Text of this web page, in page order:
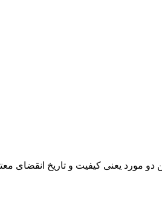
دو مورد یعنی کیفیت و تاریخ